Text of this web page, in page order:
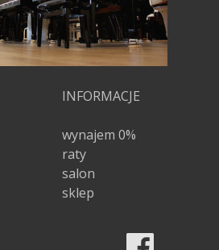
INFORMACJE
wynajem 0%
raty
salon
sklep